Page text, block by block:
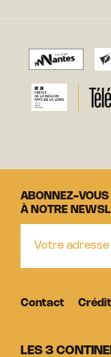
LES 3
ABONNEZ-VOUS
À NOTRE
Contact